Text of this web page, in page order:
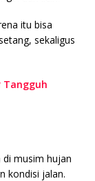
itu bisa
sekaligus
Tangguh
di musim hujan
kondisi jalan.